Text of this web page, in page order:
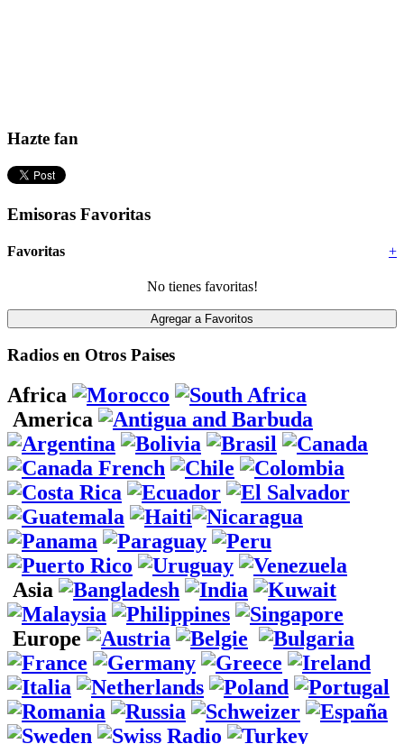
Hazte fan
Emisoras Favoritas
+
Favoritas
No tienes favoritas!
Radios en Otros Paises
Africa
America
Asia
Europe